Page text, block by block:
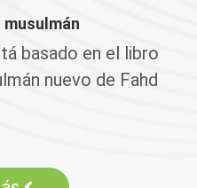
musulmán
basado en el libro
nuevo de Fahd
cual fu...